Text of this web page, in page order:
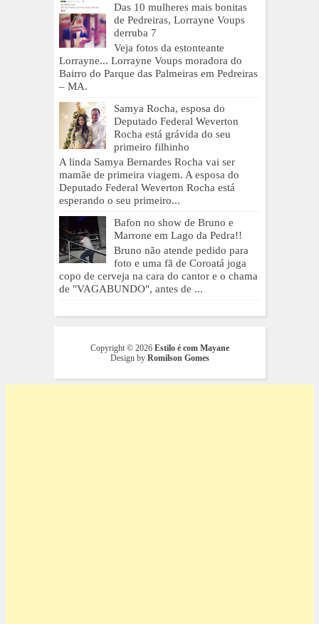
Das 10 mulheres mais bonitas
de Pedreiras, Lorrayne Voups
derruba 7
Veja fotos da estonteante
Lorrayne... Lorrayne Voups moradora do
Bairro do Parque das Palmeiras em Pedreiras
– MA.
Samya Rocha, esposa do
Deputado Federal Weverton
Rocha está grávida do seu
primeiro filhinho
A linda Samya Bernardes Rocha vai ser
mamãe de primeira viagem. A esposa do
Deputado Federal Weverton Rocha está
esperando o seu primeiro...
Bafon no show de Bruno e
Marrone em Lago da Pedra!!
Bruno não atende pedido para
foto e uma fã de Coroatá joga
copo de cerveja na cara do cantor e o chama
de "VAGABUNDO", antes de ...
Copyright © 2026 Estilo é com Mayane
Design by Romilson Gomes